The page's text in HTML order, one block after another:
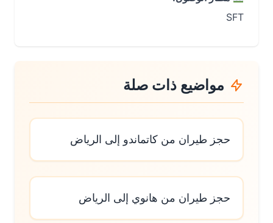
مواضيع ذات صلة
حجز طيران من كاتماندو إلى الرياض
حجز طيران من هانوي إلى الرياض